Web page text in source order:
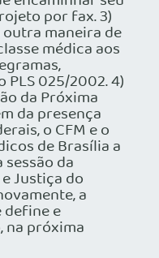
por fax. 3)
outra maneira de
médica aos
025/2002. 4)
da Próxima
da presença
o CFM e o
de Brasília a
da
Justiça do
a
e
na próxima